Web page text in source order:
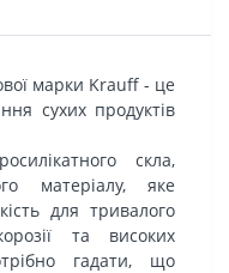
марки Krauff - це
сухих продуктів
скла,
матеріалу, яке
для тривалого
та високих
гадати, що